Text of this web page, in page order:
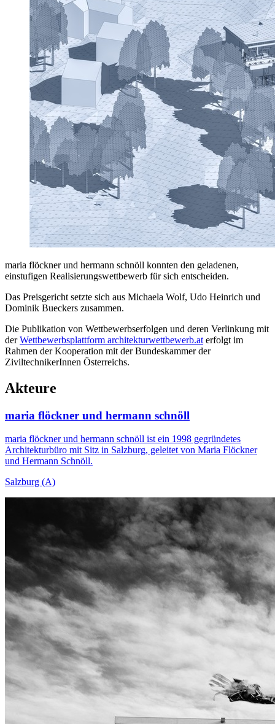
maria flöckner und hermann schnöll konnten den geladenen,
einstufigen Realisierungswettbewerb für sich entscheiden.
Das Preisgericht setzte sich aus Michaela Wolf, Udo Heinrich und
Dominik Bueckers zusammen.
Die Publikation von Wettbewerbserfolgen und deren Verlinkung mit
derWettbewerbsplattform architekturwettbewerb.at erfolgt im
Rahmen der Kooperation mit der Bundeskammer der
ZiviltechnikerInnen Österreichs.
Akteure
maria flöckner und hermann schnöll
maria flöckner und hermann schnöll ist ein 1998 gegründetes
Architekturbüro mit Sitz in Salzburg, geleitet von Maria Flöckner
und Hermann Schnöll.
Salzburg (A)